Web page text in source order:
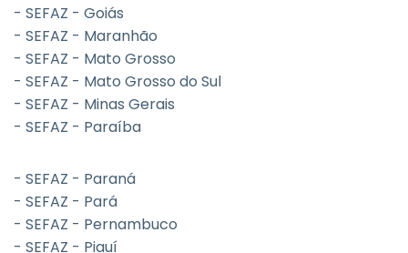
- SEFAZ - Goiás
- SEFAZ - Maranhão
- SEFAZ - Mato Grosso
- SEFAZ - Mato Grosso do Sul
- SEFAZ - Minas Gerais
- SEFAZ - Paraíba
- SEFAZ - Paraná
- SEFAZ - Pará
- SEFAZ - Pernambuco
- SEFAZ - Piauí